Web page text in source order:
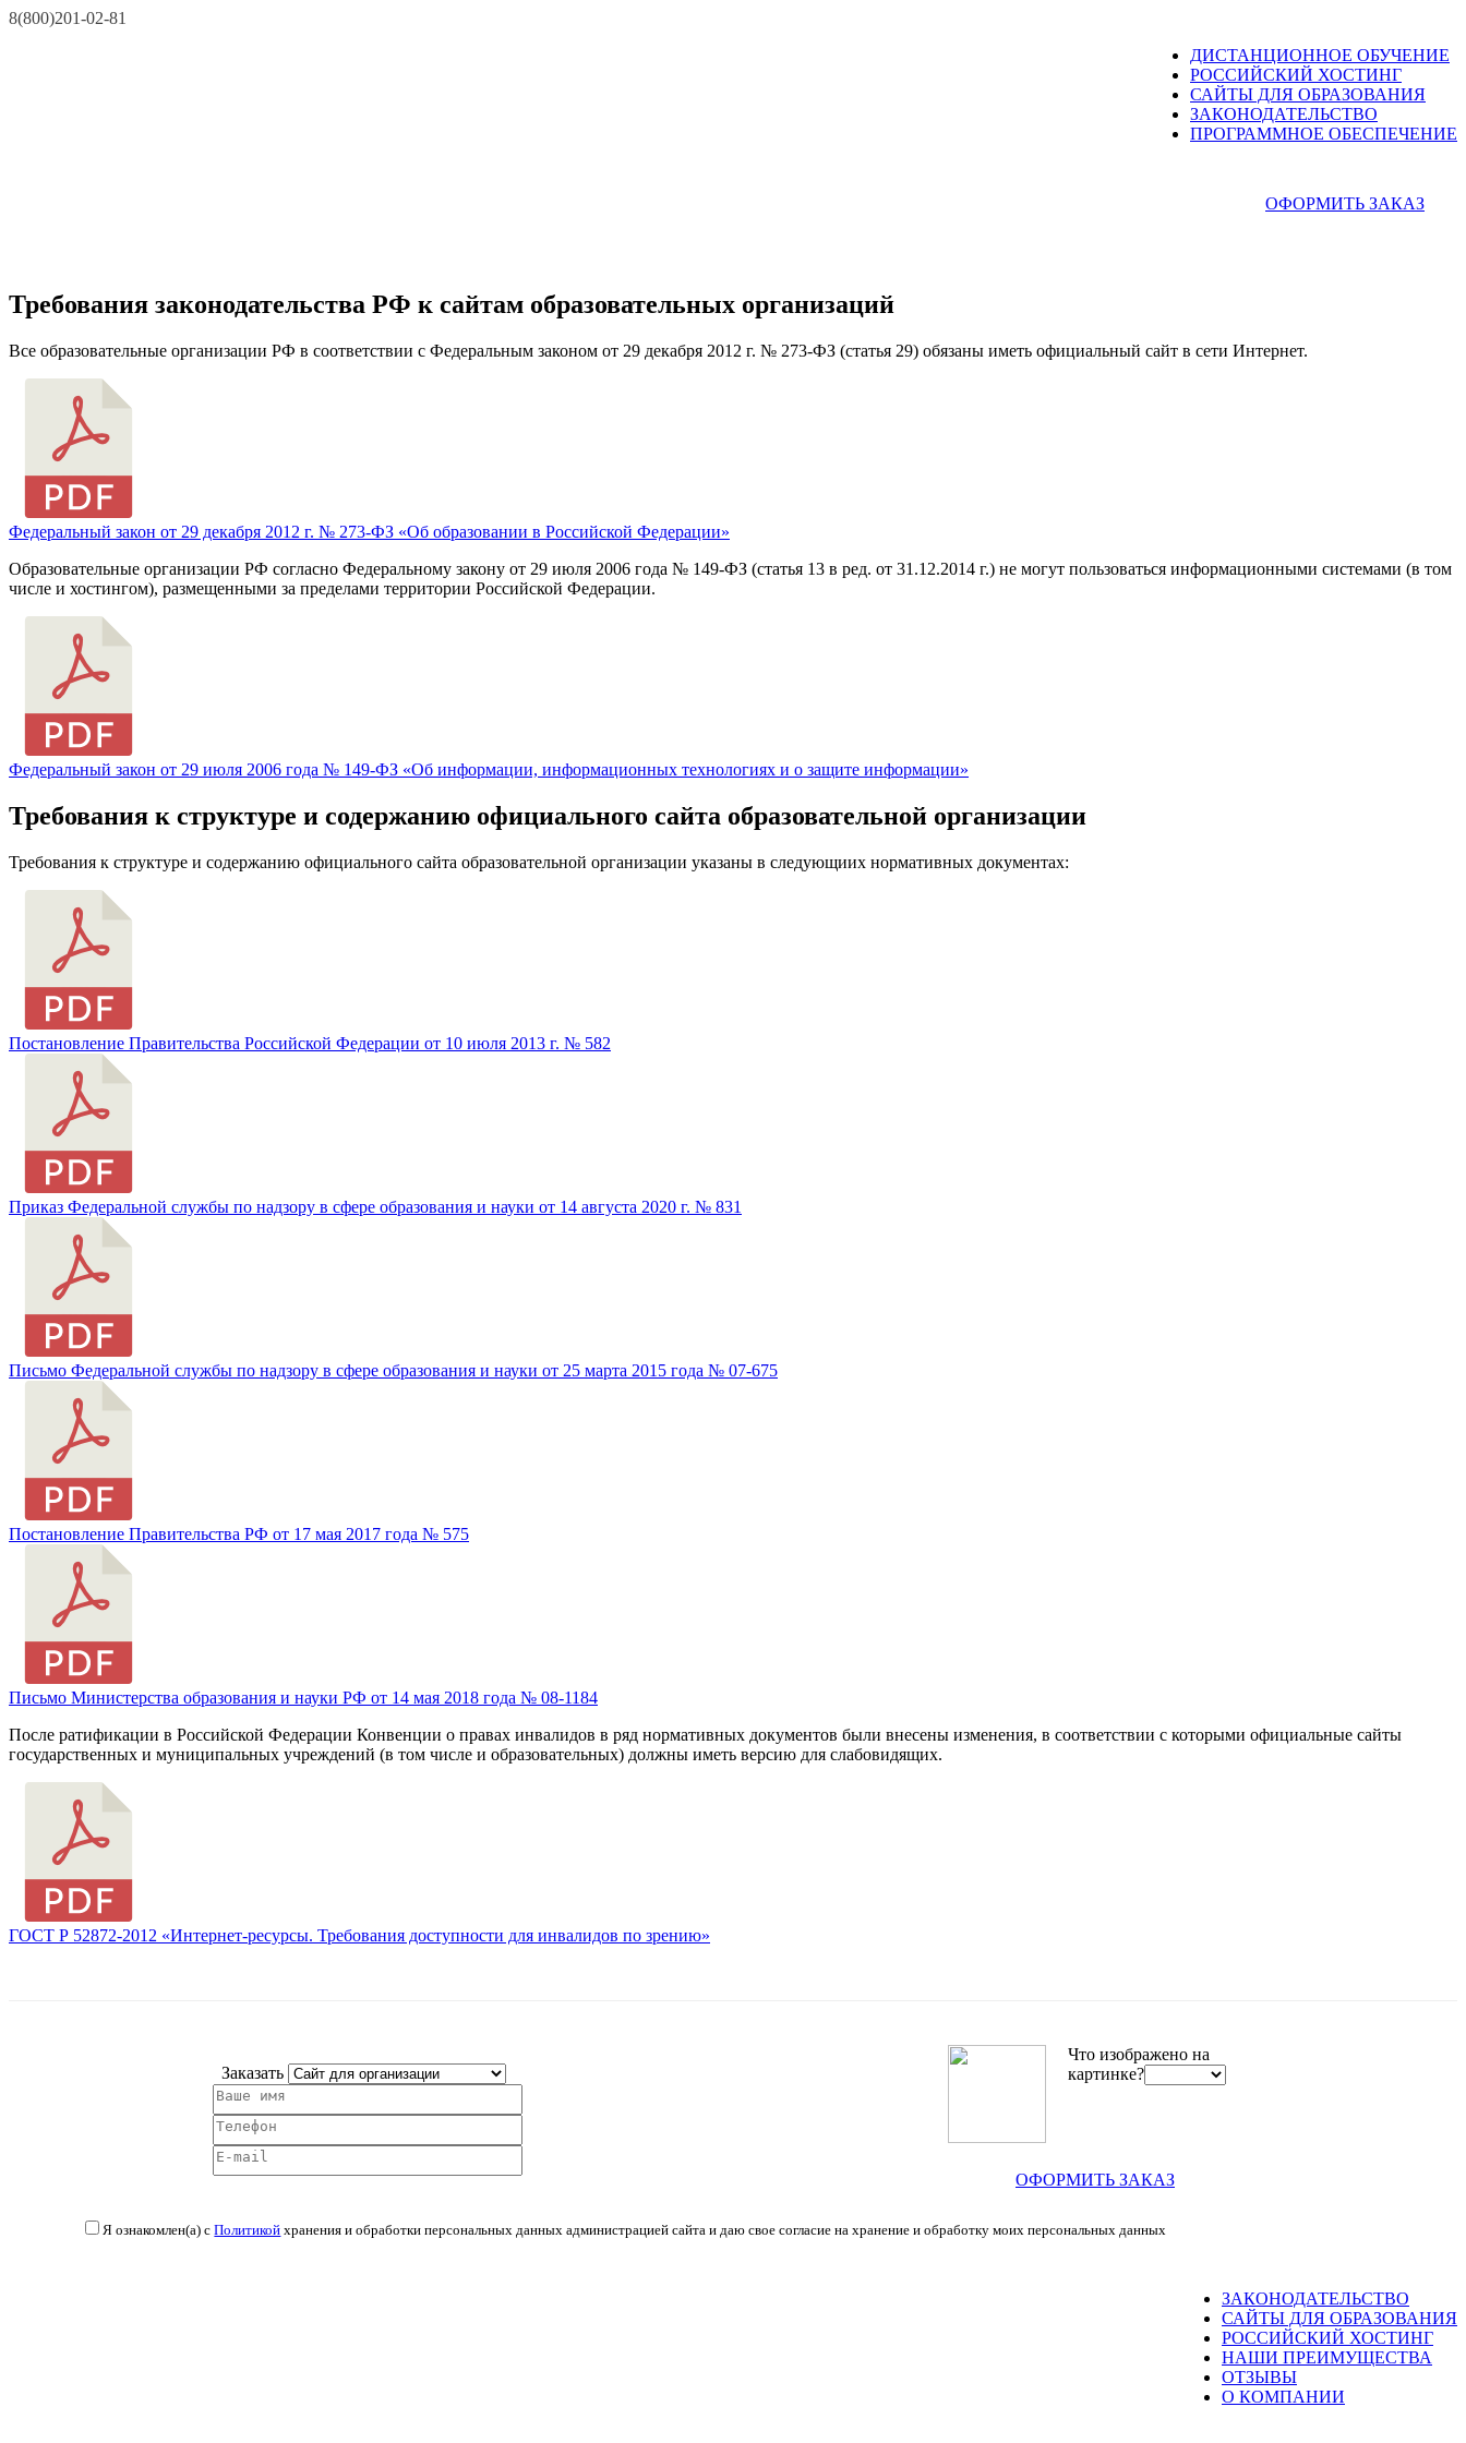
8(800)201-02-81
ДИСТАНЦИОННОЕ ОБУЧЕНИЕ
РОССИЙСКИЙ ХОСТИНГ
САЙТЫ ДЛЯ ОБРАЗОВАНИЯ
ЗАКОНОДАТЕЛЬСТВО
ПРОГРАММНОЕ ОБЕСПЕЧЕНИЕ
ОФОРМИТЬ ЗАКАЗ
Требования законодательства РФ к сайтам образовательных организаций
Все образовательные организации РФ в соответствии с Федеральным законом от 29 декабря 2012 г. № 273-ФЗ (статья 29) обязаны иметь официальный сайт в сети Интернет.
Федеральный закон от 29 декабря 2012 г. № 273-ФЗ «Об образовании в Российской Федерации»
Образовательные организации РФ согласно Федеральному закону от 29 июля 2006 года № 149-ФЗ (статья 13 в ред. от 31.12.2014 г.) не могут пользоваться информационными системами (в том
числе и хостингом), размещенными за пределами территории Российской Федерации.
Федеральный закон от 29 июля 2006 года № 149-ФЗ «Об информации, информационных технологиях и о защите информации»
Требования к структуре и содержанию официального сайта образовательной организации
Требования к структуре и содержанию официального сайта образовательной организации указаны в следующиих нормативных документах:
Постановление Правительства Российской Федерации от 10 июля 2013 г. № 582
Приказ Федеральной службы по надзору в сфере образования и науки от 14 августа 2020 г. № 831
Письмо Федеральной службы по надзору в сфере образования и науки от 25 марта 2015 года № 07-675
Постановление Правительства РФ от 17 мая 2017 года № 575
Письмо Министерства образования и науки РФ от 14 мая 2018 года № 08-1184
После ратификации в Российской Федерации Конвенции о правах инвалидов в ряд нормативных документов были внесены изменения, в соответствии с которыми официальные сайты
государственных и муниципальных учреждений (в том числе и образовательных) должны иметь версию для слабовидящих.
ГОСТ Р 52872-2012 «Интернет-ресурсы. Требования доступности для инвалидов по зрению»
Заказать
Что изображено на
картинке?
ОФОРМИТЬ ЗАКАЗ
Я ознакомлен(а) сПолитикой хранения и обработки персональных данных администрацией сайта и даю свое согласие на хранение и обработку моих персональных данных
ЗАКОНОДАТЕЛЬСТВО
САЙТЫ ДЛЯ ОБРАЗОВАНИЯ
РОССИЙСКИЙ ХОСТИНГ
НАШИ ПРЕИМУЩЕСТВА
ОТЗЫВЫ
О КОМПАНИИ